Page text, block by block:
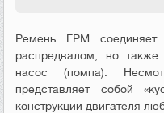
Ремень ГРМ
распредвалом, но
насос (помпа).
представляет собой
конструкции двигателя